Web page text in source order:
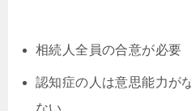
相続人全員の合意が必要
認知症の人は意思能力が